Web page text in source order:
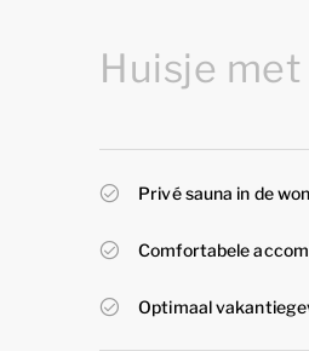
Huisje
Privé sauna in de
Comfortabele
Optimaal